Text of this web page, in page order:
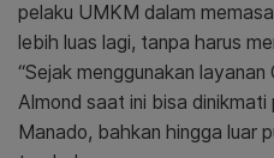
pelaku UMKM dalam
lebih luas lagi, tanpa harus
“Sejak menggunakan
Almond saat ini bisa dinikmati
Manado, bahkan hingga luar